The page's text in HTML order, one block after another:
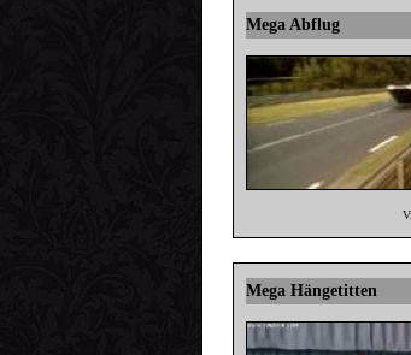
Mega Abflug
Mega Hängetitten